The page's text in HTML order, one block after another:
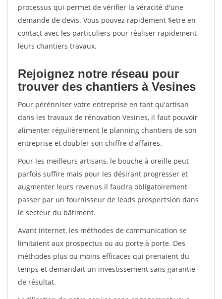
processus qui permet de vérifier la véracité d'une
demande de devis. Vous pouvez rapidement $etre en
contact avec les particuliers pour réaliser rapidement
leurs chantiers travaux.
Rejoignez notre réseau pour
trouver des chantiers à Vesines
Pour pérénniser votre entreprise en tant qu'artisan
dans les travaux de rénovation Vesines, il faut pouvoir
alimenter régulièrement le planning chantiers de son
entreprise et doubler son chiffre d'affaires.
Pour les meilleurs artisans, le bouche à oreille peut
parfois suffire mais pour les désirant progresser et
augmenter leurs revenus il faudra obligatoirement
passer par un fournisseur de leads prospectsion dans
le secteur du bâtiment.
Avant internet, les méthodes de communication se
limitaient aux prospectus ou au porte à porte. Des
méthodes plus ou moins efficaces qui prenaient du
temps et demandait un investissement sans garantie
de résultat.